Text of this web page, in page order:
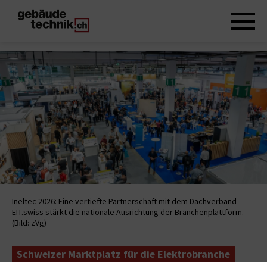
Ineltec 2026: Eine vertiefte Partnerschaft mit dem Dachverband
EIT.swiss stärkt die nationale Ausrichtung der Branchenplattform.
(Bild: zVg)
Schweizer Marktplatz für die Elektrobranche